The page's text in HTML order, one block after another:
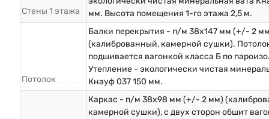
Стены 1 этажа
мм. Высота помещения 1-го этажа 2,5 м.
Потолок
Балки перекрытия - п/м 38х147 мм (+/- 2
(калиброванный, камерной сушки).
подшивается вагонкой класса Б по
Утепление - экологически чистая
Кнауф 037 150 мм.
Каркас - п/м 38х98 мм (+/- 2 мм)
камерной сушки), с двух сторон обшит